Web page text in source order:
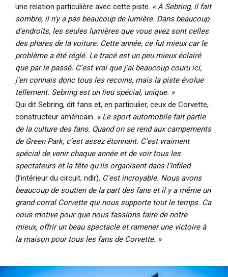
une relation particulière avec cette piste. « A Sebring, il fait
sombre, il n'y a pas beaucoup de lumière. Dans beaucoup
d'endroits, les seules lumières que vous avez sont celles
des phares de la voiture. Cette année, ce fut mieux car le
problème a été réglé. Le tracé est un peu mieux éclairé
que par le passé. C’est vrai que j’ai beaucoup couru ici,
j’en connais donc tous les recoins, mais la piste évolue
tellement. Sebring est un lieu spécial, unique. »
Qui dit Sebring, dit fans et, en particulier, ceux de Corvette,
constructeur américain. « Le sport automobile fait partie
de la culture des fans. Quand on se rend aux campements
de Green Park, c’est assez étonnant. C'est vraiment
spécial de venir chaque année et de voir tous les
spectateurs et la fête qu'ils organisent dans l’Infiled
(l’intérieur du circuit, ndlr). C'est incroyable. Nous avons
beaucoup de soutien de la part des fans et il y a même un
grand corral Corvette qui nous supporte tout le temps. Ca
nous motive pour que nous fassions faire de notre
mieux, offrir un beau spectacle et ramener une victoire à
la maison pour tous les fans de Corvette. »